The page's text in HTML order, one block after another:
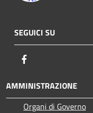
SEGUICI SU
AMMINISTRAZIONE
Organi di Governo